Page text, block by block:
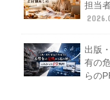
担当
出版
有の
らの